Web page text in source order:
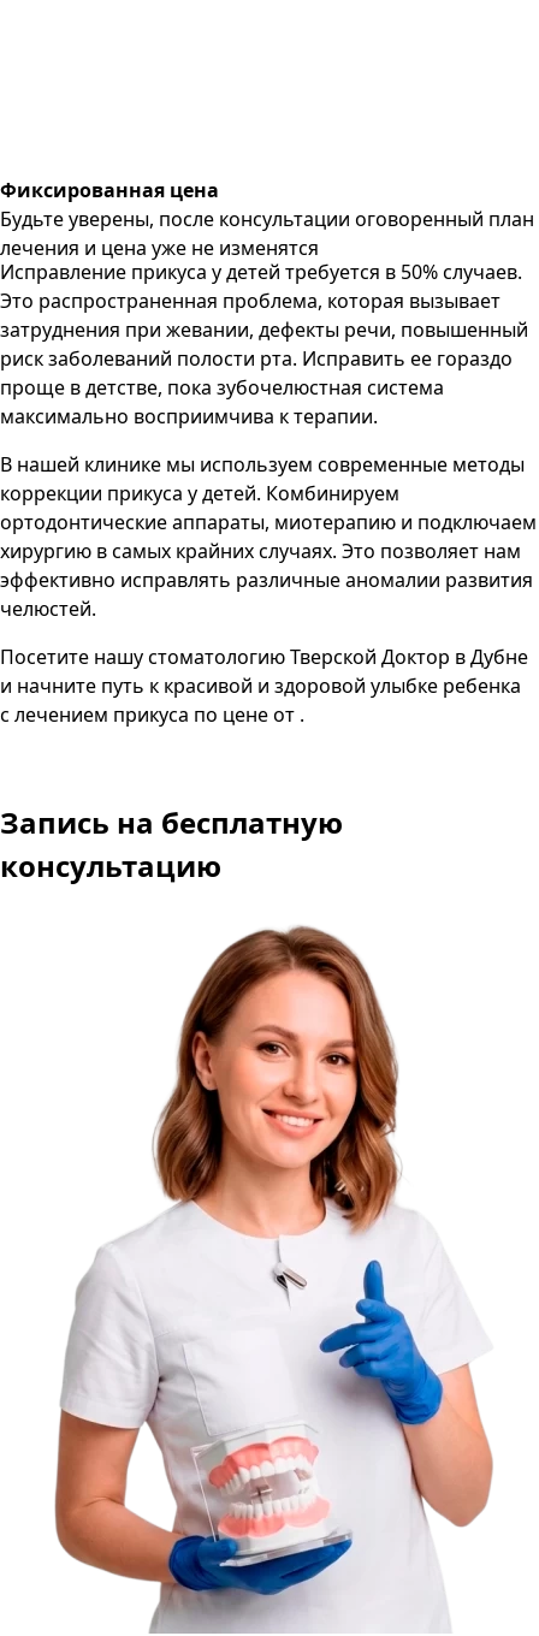
Фиксированная цена
Будьте уверены, после консультации оговоренный план
лечения и цена уже не изменятся
Исправление прикуса у детей требуется в 50% случаев.
Это распространенная проблема, которая вызывает
затруднения при жевании, дефекты речи, повышенный
риск заболеваний полости рта. Исправить ее гораздо
проще в детстве, пока зубочелюстная система
максимально восприимчива к терапии.
В нашей клинике мы используем современные методы
коррекции прикуса у детей. Комбинируем
ортодонтические аппараты, миотерапию и подключаем
хирургию в самых крайних случаях. Это позволяет нам
эффективно исправлять различные аномалии развития
челюстей.
Посетите нашу стоматологию Тверской Доктор в Дубне
и начните путь к красивой и здоровой улыбке ребенка
с лечением прикуса по цене от .
Запись на бесплатную
консультацию